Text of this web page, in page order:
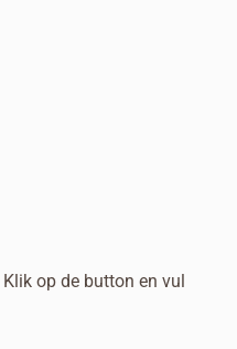
op de button en vul